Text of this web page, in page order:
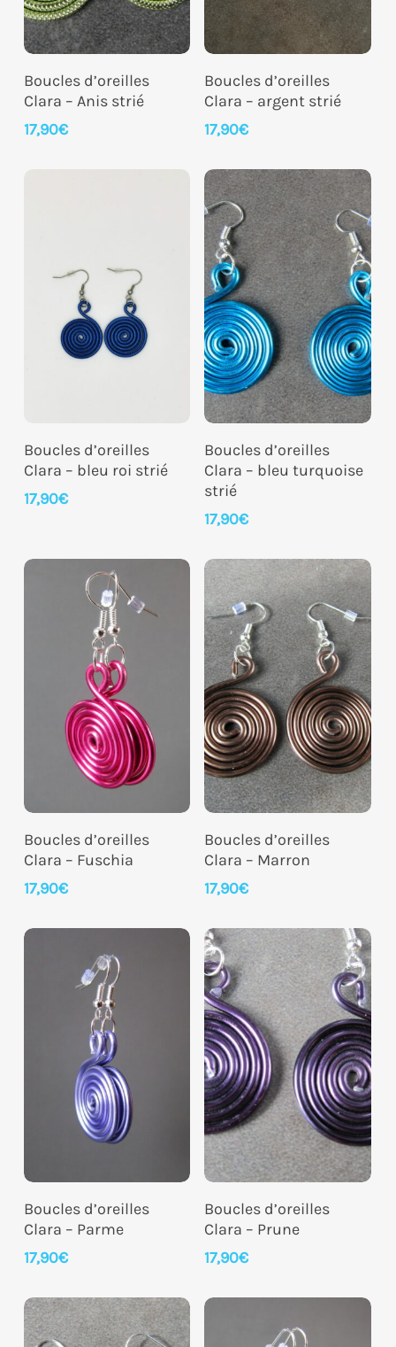
Ajouter Au Panier
Boucles d’oreilles
Clara – Anis strié
17,90€
Ajouter Au Panier
Boucles d’oreilles
Clara – argent strié
17,90€
Ajouter Au Panier
Boucles d’oreilles
Clara – bleu roi strié
17,90€
Ajouter Au Panier
Boucles d’oreilles
Clara – bleu turquoise
strié
17,90€
Ajouter Au Panier
Boucles d’oreilles
Clara – Fuschia
17,90€
Ajouter Au Panier
Boucles d’oreilles
Clara – Marron
17,90€
Ajouter Au Panier
Boucles d’oreilles
Clara – Parme
17,90€
Ajouter Au Panier
Boucles d’oreilles
Clara – Prune
17,90€